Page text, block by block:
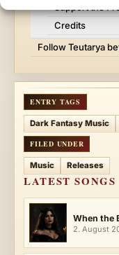
Support the
Credits
Follow Teutarya
ENTRY TAGS
Dark Fantasy Music
FILED UNDER
Music Releases
LATEST SONGS
When the
2. August